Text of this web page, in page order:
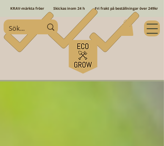
KRAV-märkta fröer Skickas inom 24 h Fri frakt på beställningar över 249kr